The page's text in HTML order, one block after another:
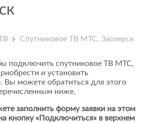
Спутниковое ТВ МТС, Заозерск
подключить спутниковое ТВ МТС,
и установить
Вы можете обратиться для этого
ниже.
заполнить форму заявки на этом
кнопку «Подключиться» в верхнем